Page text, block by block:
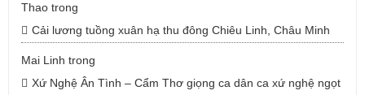
Thao trong
Cải lương tuồng xuân hạ thu đông Chiêu Linh, Châu Minh
Mai Linh trong
Xứ Nghệ Ân Tình – Cẩm Thơ giọng ca dân ca xứ nghệ ngọt